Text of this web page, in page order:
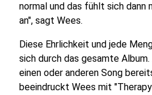
normal und das fühlt sich dann
an", sagt Wees.
Diese Ehrlichkeit und jede
sich durch das gesamte
einen oder anderen Song
beeindruckt Wees mit